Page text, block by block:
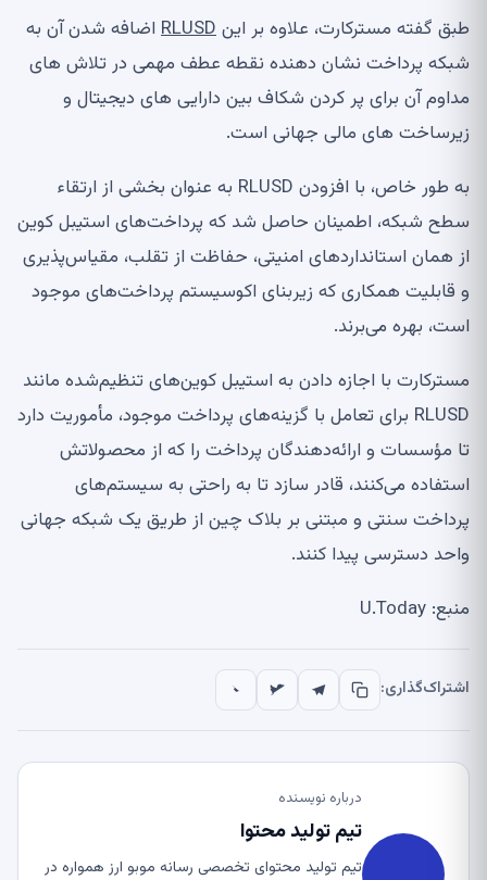
طبق گفته مسترکارت، علاوه بر اینRLUSD اضافه شدن آن به
شبکه پرداخت نشان دهنده نقطه عطف مهمی در تلاش های
مداوم آن برای پر کردن شکاف بین دارایی های دیجیتال و
زیرساخت های مالی جهانی است.
به طور خاص، با افزودن RLUSD به عنوان بخشی از ارتقاء
سطح شبکه، اطمینان حاصل شد که پرداخت‌های استیبل کوین
از همان استانداردهای امنیتی، حفاظت از تقلب، مقیاس‌پذیری
و قابلیت همکاری که زیربنای اکوسیستم پرداخت‌های موجود
است، بهره می‌برند.
مسترکارت با اجازه دادن به استیبل کوین‌های تنظیم‌شده مانند
RLUSD برای تعامل با گزینه‌های پرداخت موجود، مأموریت دارد
تا مؤسسات و ارائه‌دهندگان پرداخت را که از محصولاتش
استفاده می‌کنند، قادر سازد تا به راحتی به سیستم‌های
پرداخت سنتی و مبتنی بر بلاک چین از طریق یک شبکه جهانی
واحد دسترسی پیدا کنند.
منبع: U.Today
اشتراک‌گذاری:
درباره نویسنده
تیم تولید محتوا
تیم تولید محتوای تخصصی رسانه موبو ارز همواره در